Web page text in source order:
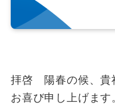
拝啓 陽春の候、貴
お喜び申し上げます